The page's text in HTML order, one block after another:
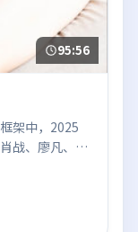
95:56
架中，2025
战、廖凡、梁
国都市与冷色